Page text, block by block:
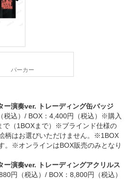
パーカー
ー演奏ver. トレーディング缶バッジ
税込）/ BOX：4,400円（税込）※購入
で（1BOXまで）※ブラインド仕様の
柄はお選びいただけません。※1BOX
。※オンラインはBOX販売のみとなり
ー演奏ver. トレーディングアクリルス
円（税込）/ BOX：8,800円（税込）